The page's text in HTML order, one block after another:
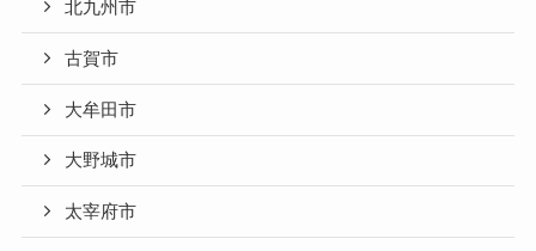
北九州市
古賀市
大牟田市
大野城市
太宰府市